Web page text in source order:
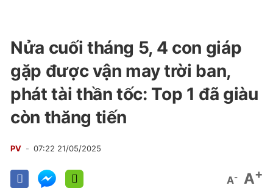
Nửa cuối tháng 5, 4 con giáp
gặp được vận may trời ban,
phát tài thần tốc: Top 1 đã giàu
còn thăng tiến
PV 07:22 21/05/2025
A- A+